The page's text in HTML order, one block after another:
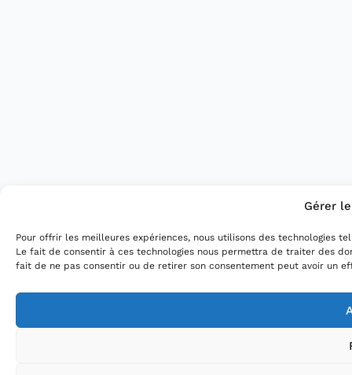
Gérer
Pour offrir les meilleures expériences, nous utilisons des technologies
Le fait de consentir à ces technologies nous permettra de traiter des
fait de ne pas consentir ou de retirer son consentement peut avoir un